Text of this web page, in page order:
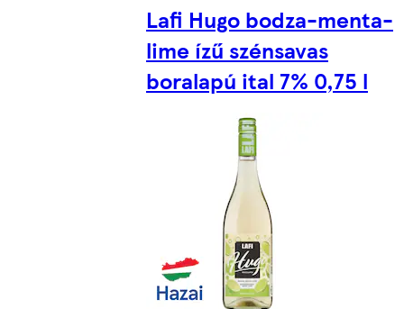
Lafi Hugo bodza-menta-
lime ízű szénsavas
boralapú ital 7% 0,75 l